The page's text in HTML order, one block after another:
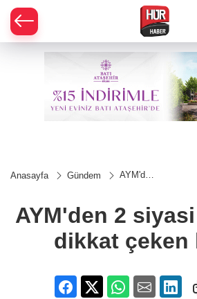
Anasayfa Gündem
AYM'den
dikkat
çeken
AYM'den 2
dikkat çeken